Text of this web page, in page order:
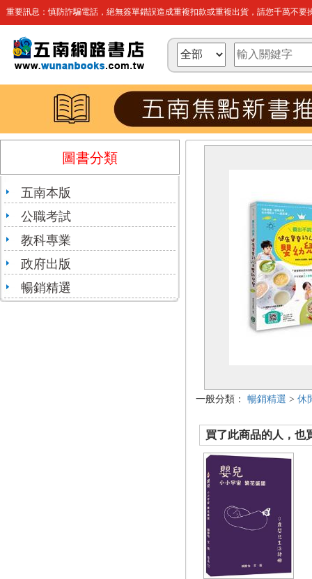
重要訊息：慎防詐騙電話，絕無簽單錯誤造成重複扣款或重複出貨，請您千萬不要
圖書分類
五南本版
公職考試
教科專業
政府出版
暢銷精選
一般分類： 暢銷精選 > 休
買了此商品的人，也